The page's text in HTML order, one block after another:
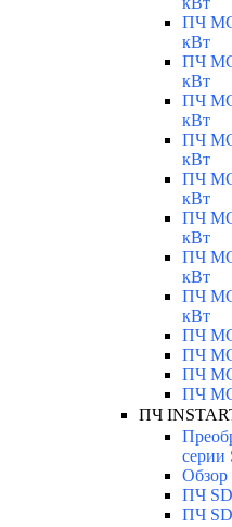
ПЧ
кВт
ПЧ
кВт
ПЧ
кВт
ПЧ
кВт
ПЧ
кВт
ПЧ
кВт
ПЧ
кВт
ПЧ
кВт
ПЧ
ПЧ
ПЧ
ПЧ
ПЧ
серии
ПЧ
ПЧ